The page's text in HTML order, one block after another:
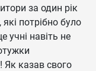
за один рік
які потрібно було
учні навіть не
Як казав свого